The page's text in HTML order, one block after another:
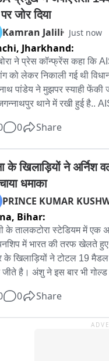
जोर दिया
Kamran Jalili Just now
Jharkhand:
ने प्रेस कॉन्फ्रेंस कहा कि
को लेकर निकाली गई थी
पांडेय ने मुझपर स्याही फेंकी
थाने में रखी हुई है..
की प्रारंभिक परीक्षा को
खुद अपने संस्थान से कराए इस
ने निकाला थे उसी दौरान
इंक हमारे ऊपर फेका गया...जांच
से जुड़ा हुआ है और स्याही फेंकने के
क्यों हमारे प्रोटेस्ट से
गठबंधन के सभी दलों को
ऊपर जानलेवा हमला हुआ इसपर
को देनी चाहिए...10 अगस्त को
लेकिन मै इस मार्च में नहीं रहूंगी..
0 Share
के खिलाड़ियों ने अर्निश
धमाका
Bihar:
के तालकटोरा स्टेडियम में
में भारत की तरफ खेलते हुए
के खिलाड़ियों ने टोटल 19
है। अंशु ने इस बार भी गोल्ड
कि बेहतर खेल का प्रदर्शन
0 Share